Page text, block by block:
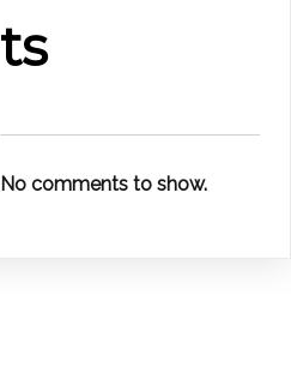
ts
No comments to show.